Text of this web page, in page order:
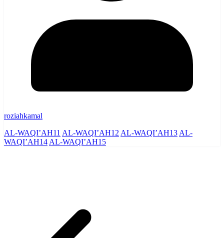
roziahkamal
AL-WAQI’AH11 AL-WAQI’AH12 AL-WAQI’AH13 AL-
WAQI’AH14 AL-WAQI’AH15